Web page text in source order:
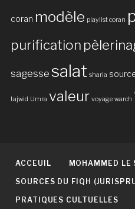
coran modèle playlist coran
purification
sagesse salat sharia
tajwid Umra valeur voyage warch
ACCEUIL MOHAMMED LE
SOURCES DU FIQH
PRATIQUES CULTUELLES